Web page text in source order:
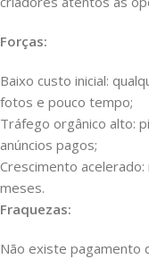
Forças:
Baixo custo inicial:
fotos e pouco tempo;
Tráfego orgânico alto:
anúncios pagos;
Crescimento
meses.
Fraquezas:
Não existe pagamento